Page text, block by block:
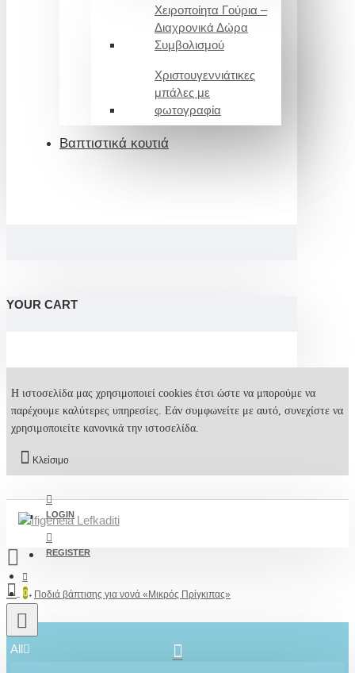
Χειροποίητα Γούρια –
Διαχρονικά Δώρα
Συμβολισμού
Χριστουγεννιάτικες
μπάλες με
φωτογραφία
Βαπτιστικά κουτιά
YOUR CART
Η ιστοσελίδα μας χρησιμοποιεί cookies έτσι ώστε να μπορούμε να
παρέχουμε καλύτερες υπηρεσίες. Εάν συμφωνείτε με αυτό, συνεχίστε να
χρησιμοποιείτε κανονικά την ιστοσελίδα.
Κλείσιμο
LOGIN
REGISTER
0
All
Ποδιά βάπτισης για νονά «Μικρός Πρίγκιπας»